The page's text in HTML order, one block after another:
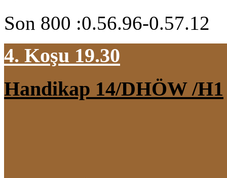
Son 800 :0.56.96-0.57.12
4. Koşu 19.30
Handikap 14/DHÖW /H1